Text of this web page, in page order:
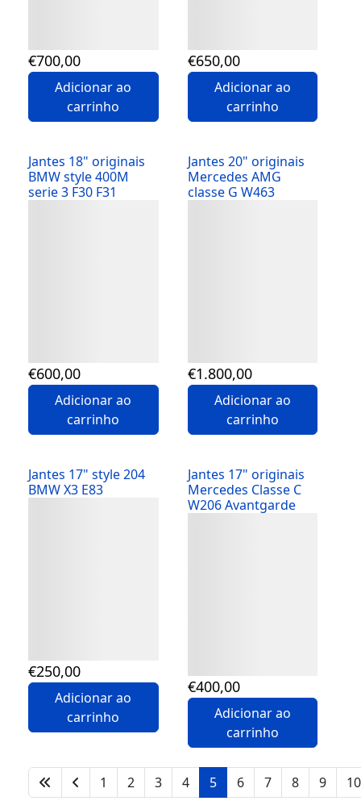
€700,00
Adicionar ao
carrinho
€650,00
Adicionar ao
carrinho
Jantes 18" originais
BMW style 400M
serie 3 F30 F31
€600,00
Adicionar ao
carrinho
Jantes 20" originais
Mercedes AMG
classe G W463
€1.800,00
Adicionar ao
carrinho
Jantes 17" style 204
BMW X3 E83
€250,00
Adicionar ao
carrinho
Jantes 17" originais
Mercedes Classe C
W206 Avantgarde
€400,00
Adicionar ao
carrinho
1 2 3 4 5 6 7 8 9 10